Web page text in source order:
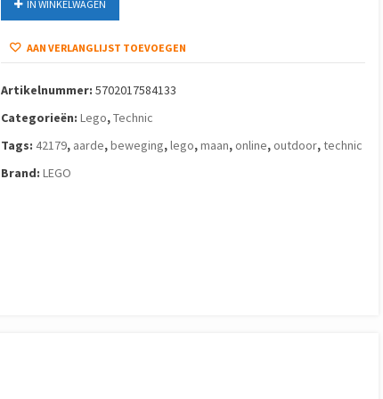
IN WINKELWAGEN
AAN VERLANGLIJST TOEVOEGEN
Artikelnummer: 5702017584133
Categorieën: Lego,Technic
Tags: 42179, aarde,beweging,lego,maan, online, outdoor,technic
Brand: LEGO